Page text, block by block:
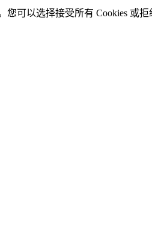
可以选择接受所有 Cookies 或